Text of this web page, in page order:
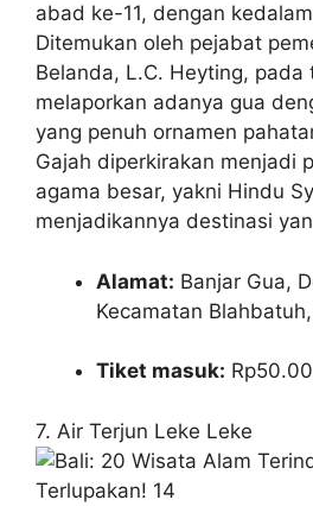
abad ke-11, dengan
Ditemukan oleh pejabat
Belanda, L.C. Heyting, pada
melaporkan adanya gua
yang penuh ornamen
Gajah diperkirakan menjadi
agama besar, yakni Hindu
menjadikannya destinasi
Alamat: Banjar Gua,
Kecamatan
Tiket masuk:
7. Air Terjun Leke Leke